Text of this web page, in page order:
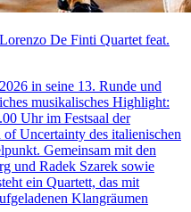
De Finti Quartet feat.
in seine 13. Runde und
musikalisches Highlight:
Uhr im Festsaal der
of Uncertainty des italienischen
Gemeinsam mit den
und Radek Szarek sowie
ein Quartett, das mit
Klangräumen